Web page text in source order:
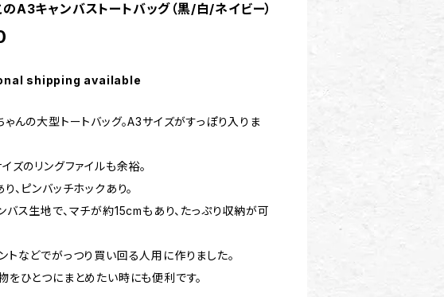
A3キャンバストートバッグ（黒/白/ネイビー）
shipping available
んの大型トートバッグ。A3サイズがすっぽり入りま
ズのリングファイルも余裕。
、ピンバッチホックあり。
バス生地で、マチが約15cmもあり、たっぷり収納が可
トなどでがっつり買い回る人用に作りました。
をひとつにまとめたい時にも便利です。